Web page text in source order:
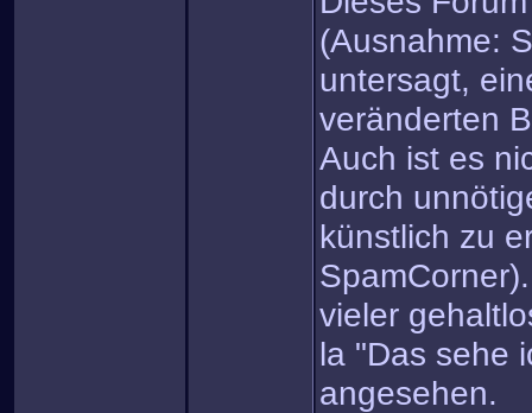
(Ausnahme:
untersagt,
veränderten
Auch ist es
durch
künstlich zu
vieler
la "Das sehe
angesehen.